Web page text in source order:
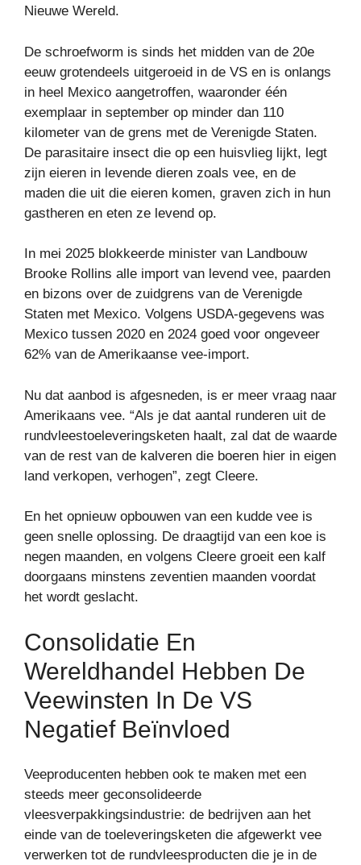
Nieuwe Wereld.
De schroefworm is sinds het midden van de 20e
eeuw grotendeels uitgeroeid in de VS en is onlangs
in heel Mexico aangetroffen, waaronder één
exemplaar in september op minder dan 110
kilometer van de grens met de Verenigde Staten.
De parasitaire insect die op een huisvlieg lijkt, legt
zijn eieren in levende dieren zoals vee, en de
maden die uit die eieren komen, graven zich in hun
gastheren en eten ze levend op.
In mei 2025 blokkeerde minister van Landbouw
Brooke Rollins alle import van levend vee, paarden
en bizons over de zuidgrens van de Verenigde
Staten met Mexico. Volgens USDA-gegevens was
Mexico tussen 2020 en 2024 goed voor ongeveer
62% van de Amerikaanse vee-import.
Nu dat aanbod is afgesneden, is er meer vraag naar
Amerikaans vee. “Als je dat aantal runderen uit de
rundvleestoeleveringsketen haalt, zal dat de waarde
van de rest van de kalveren die boeren hier in eigen
land verkopen, verhogen”, zegt Cleere.
En het opnieuw opbouwen van een kudde vee is
geen snelle oplossing. De draagtijd van een koe is
negen maanden, en volgens Cleere groeit een kalf
doorgaans minstens zeventien maanden voordat
het wordt geslacht.
Consolidatie En
Wereldhandel Hebben De
Veewinsten In De VS
Negatief Beïnvloed
Veeproducenten hebben ook te maken met een
steeds meer geconsolideerde
vleesverpakkingsindustrie: de bedrijven aan het
einde van de toeleveringsketen die afgewerkt vee
verwerken tot de rundvleesproducten die je in de